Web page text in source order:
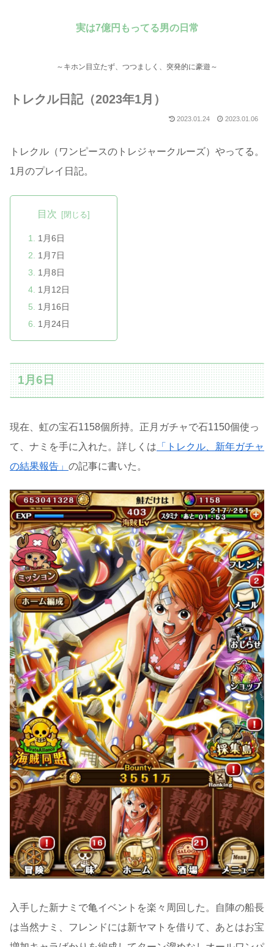
実は7億円もってる男の日常
～キホン目立たず、つつましく、突発的に豪遊～
トレクル日記（2023年1月）
2023.01.24 2023.01.06
トレクル（ワンピースのトレジャークルーズ）やってる。
1月のプレイ日記。
目次
1月6日
1月7日
1月8日
1月12日
1月16日
1月24日
1月6日
現在、虹の宝石1158個所持。正月ガチャで石1150個使っ
て、ナミを手に入れた。詳しくは 「トレクル、新年ガチャ
の結果報告」 の記事に書いた。
入手した新ナミで亀イベントを楽々周回した。自陣の船長
は当然ナミ、フレンドには新ヤマトを借りて、あとはお宝